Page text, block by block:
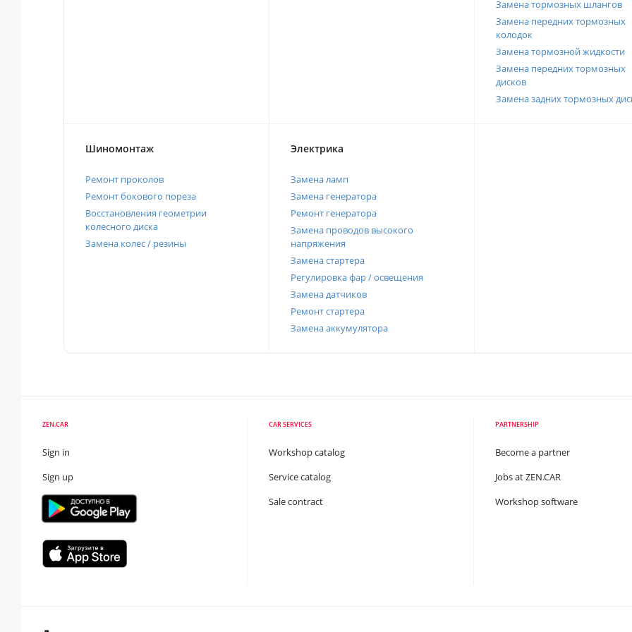
Замена тормозных шлангов
Замена передних тормозных
колодок
Замена тормозной жидкости
Замена передних тормозных
дисков
Замена задних тормозных
Шиномонтаж
Ремонт проколов
Ремонт бокового пореза
Восстановления геометрии
колесного диска
Замена колес / резины
Электрика
Замена ламп
Замена генератора
Ремонт генератора
Замена проводов высокого
напряжения
Замена стартера
Регулировка фар / освещения
Замена датчиков
Ремонт стартера
Замена аккумулятора
ZEN.CAR
Sign in
Sign up
CAR SERVICES
Workshop catalog
Service catalog
Sale contract
PARTNERSHIP
Become a partner
Jobs at ZEN.CAR
Workshop software